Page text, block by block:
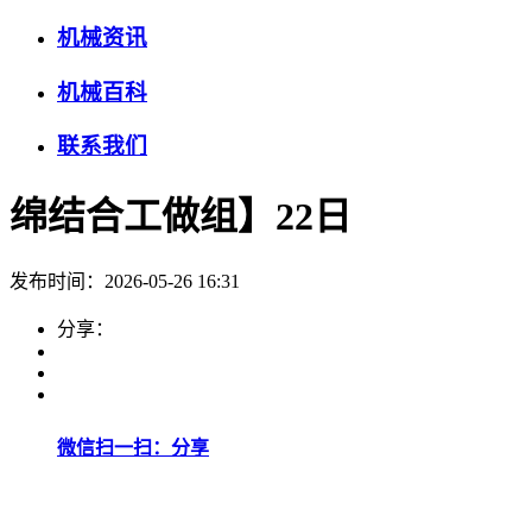
机械资讯
机械百科
联系我们
绵结合工做组】22日
发布时间：2026-05-26 16:31
分享：
微信扫一扫：分享